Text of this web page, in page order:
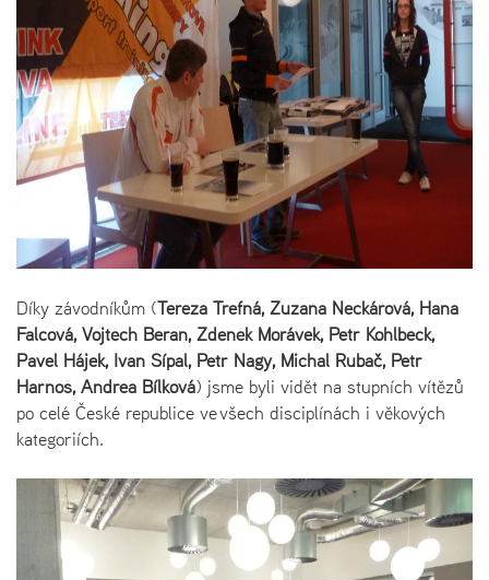
Díky závodníkům (Tereza Trefná, Zuzana Neckářová, Hana
Falcová, Vojtěch Beran, Zdeněk Morávek, Petr Kohlbeck,
Pavel Hájek, Ivan Šípal, Petr Nagy, Michal Rubač, Petr
Harnoš, Andrea Bílková) jsme byli vidět na stupních vítězů
po celé České republice ve všech disciplínách i věkových
kategoriích.